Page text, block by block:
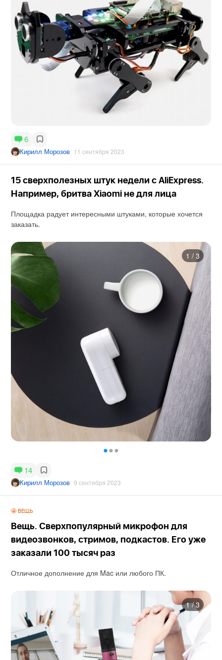
6
Кирилл Морозов 11 сентября 2023
15 сверхполезных штук недели с AliExpress.
Например, бритва Xiaomi не для лица
Площадка радует интересными штуками, которые хочется
заказать.
1 / 3
14
Кирилл Морозов 9 сентября 2023
🤩 ВЕЩЬ
Вещь. Сверхпопулярный микрофон для
видеозвонков, стримов, подкастов. Его уже
заказали 100 тысяч раз
Отличное дополнение для Mac или любого ПК.
1 / 3